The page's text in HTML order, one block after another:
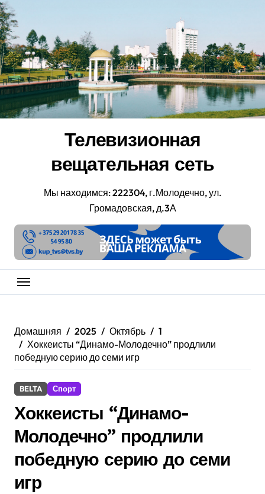
Перейти
к
содержанию
Телевизионная
вещательная сеть
Мы находимся: 222304, г.Молодечно, ул.
Громадовская, д.3А
Домашняя 2025 Октябрь
1
Хоккеисты “Динамо-Молодечно” продлили
победную серию до семи игр
BELTA Спорт
Хоккеисты “Динамо-
Молодечно” продлили
победную серию до семи
игр